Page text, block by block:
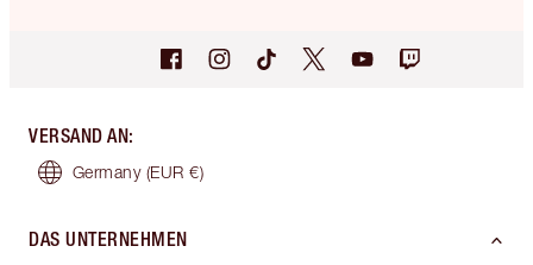
VERSAND AN:
Germany (EUR €)
DAS UNTERNEHMEN